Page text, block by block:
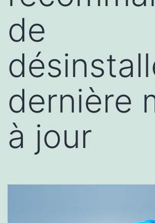
de
dernière
à jour